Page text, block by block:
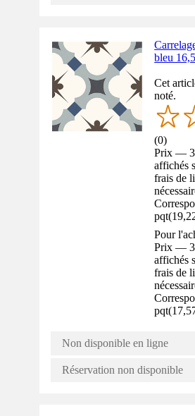
bleu
Cet
noté.
(0)
Prix —
affichés
frais de
pqt(
Pour
Prix —
affichés
frais de
pqt(
Non disponible en ligne
Réservation non disponible